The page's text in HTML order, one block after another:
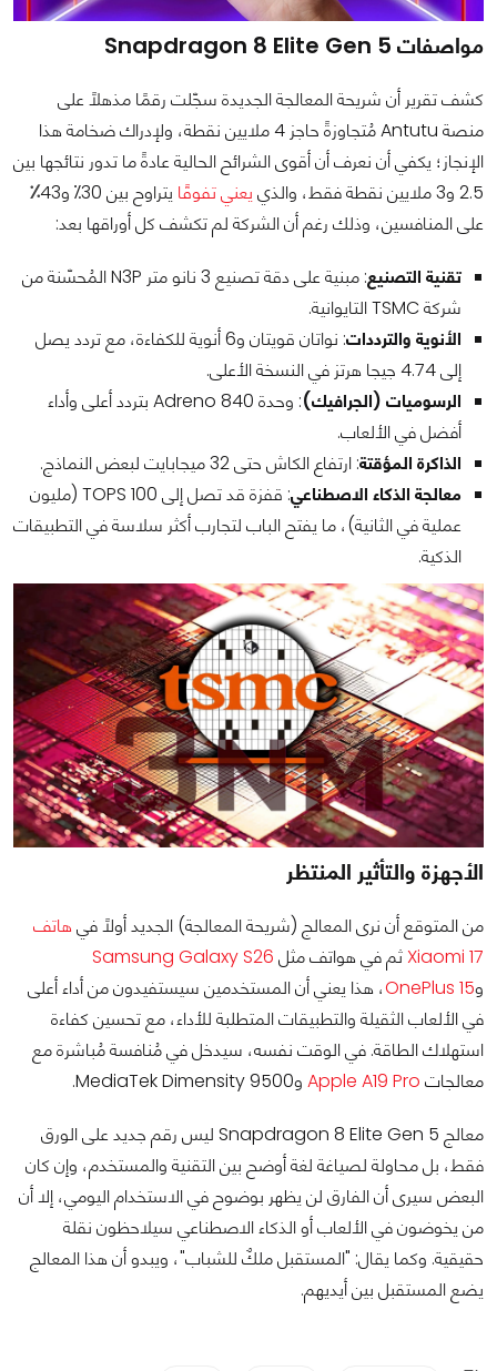
مواصفات Snapdragon 8 Elite Gen 5
كشف تقرير أن شريحة المعالجة الجديدة سجّلت رقمًا مذهلًا على
منصة Antutu مُتجاوزةً حاجز 4 ملايين نقطة، ولإدراك ضخامة هذا
الإنجاز؛ يكفي أن نعرف أن أقوى الشرائح الحالية عادةً ما تدور نتائجها بين
2.5 و3 ملايين نقطة فقط، والذي
يعني تفوقًا يتراوح بين 30⁒ و43
⁒
على المنافسين، وذلك رغم أن الشركة لم تكشف كل أوراقها بعد:
تقنية التصنيع
: مبنية على دقة تصنيع 3 نانو متر N3P المُحسّنة من
شركة TSMC التايوانية.
الأنوية والترددات
: نواتان قويتان و6 أنوية للكفاءة، مع تردد يصل
إلى 4.74 جيجا هرتز في النسخة الأعلى.
الرسوميات (الجرافيك)
: وحدة Adreno 840 بتردد أعلى وأداء
أفضل في الألعاب.
الذاكرة المؤقتة: ارتفاع الكاش حتى 32 ميجابايت لبعض النماذج.
معالجة الذكاء الاصطناعي
: قفزة قد تصل إلى 100 TOPS (مليون
عملية في الثانية)، ما يفتح الباب لتجارب أكثر سلاسة في التطبيقات
الذكية.
الأجهزة والتأثير المنتظر
من المتوقع أن نرى المعالج (شريحة المعالجة) الجديد أولًا فيهاتف
Xiaomi 17 ثم في هواتف مثل Samsung Galaxy S26
وOnePlus 15، هذا يعني أن المستخدمين سيستفيدون من أداء أعلى
في الألعاب الثقيلة والتطبيقات المتطلبة للأداء، مع تحسين كفاءة
استهلاك الطاقة. في الوقت نفسه، سيدخل في مُنافسة مُباشرة مع
معالجات Apple A19 Pro وMediaTek Dimensity 9500.
معالج Snapdragon 8 Elite Gen 5 ليس رقم جديد على الورق
فقط، بل محاولة لصياغة لغة أوضح بين التقنية والمستخدم، وإن كان
البعض سيرى أن الفارق لن يظهر بوضوح في الاستخدام اليومي، إلا أن
من يخوضون في الألعاب أو الذكاء الاصطناعي سيلاحظون نقلة
حقيقية. وكما يقال: "المستقبل ملكٌ للشباب"، ويبدو أن هذا المعالج
يضع المستقبل بين أيديهم.